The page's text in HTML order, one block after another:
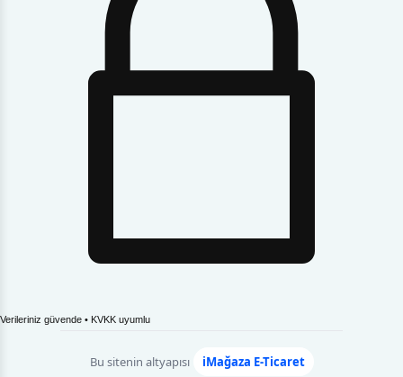
Verileriniz güvende • KVKK uyumlu
Bu sitenin altyapısı iMağaza E-Ticaret